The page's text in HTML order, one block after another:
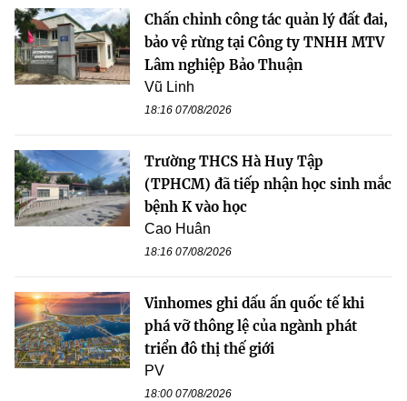
Chấn chỉnh công tác quản lý đất đai,
bảo vệ rừng tại Công ty TNHH MTV
Lâm nghiệp Bảo Thuận
Vũ Linh
18:16 07/08/2026
Trường THCS Hà Huy Tập
(TPHCM) đã tiếp nhận học sinh mắc
bệnh K vào học
Cao Huân
18:16 07/08/2026
Vinhomes ghi dấu ấn quốc tế khi
phá vỡ thông lệ của ngành phát
triển đô thị thế giới
PV
18:00 07/08/2026